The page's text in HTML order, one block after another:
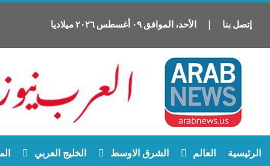
إتصل بنا | الأحد، الموافق٠٩ أغسطس ٢٠٢٦ميلاديا
الرئيسية العالم الشرق الاوسط الخليج العربي